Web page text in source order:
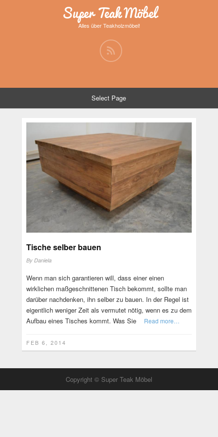
Super Teak Möbel
Alles über Teakholzmöbel!
Select Page
Tische selber bauen
By Daniela
Wenn man sich garantieren will, dass einer einen
wirklichen maßgeschnittenen Tisch bekommt, sollte man
darüber nachdenken, ihn selber zu bauen. In der Regel ist
eigentlich weniger Zeit als vermutet nötig, wenn es zu dem
Aufbau eines Tisches kommt. Was Sie
Read more…
FEB 6, 2014
Copyright © Super Teak Möbel